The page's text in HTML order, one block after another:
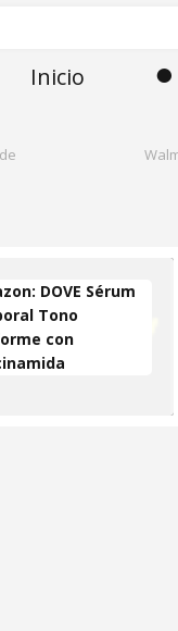
Inicio
DOVE Sérum
Tono
con